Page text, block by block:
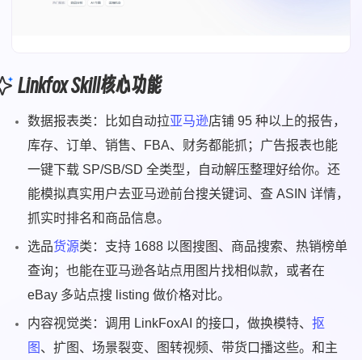
Linkfox Skill核心功能
数据报表类：比如自动拉亚马逊店铺 95 种以上的报告，
库存、订单、销售、FBA、财务都能抓；广告报表也能
一键下载 SP/SB/SD 全类型，自动解压整理好给你。还
能模拟真实用户去亚马逊前台搜关键词、查 ASIN 详情，
抓实时排名和商品信息。
选品货源类：支持 1688 以图搜图、商品搜索、热销榜单
查询；也能在亚马逊各站点用图片找相似款，或者在
eBay 多站点搜 listing 做价格对比。
内容视觉类：调用 LinkFoxAI 的接口，做换模特、抠
图 、扩图、场景裂变、图转视频、带货口播这些。和主